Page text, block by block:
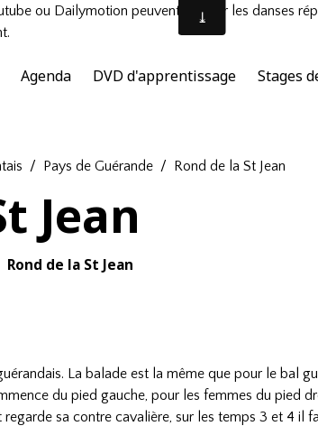
ou Dailymotion peuvent illustrer les danses
Agenda DVD d'apprentissage Stages
Pays de Guérande Rond de la St Jean
Jean
Rond de la St Jean
La balade est la même que pour le bal
du pied gauche, pour les femmes du pied
sa contre cavalière, sur les temps 3 et 4 il